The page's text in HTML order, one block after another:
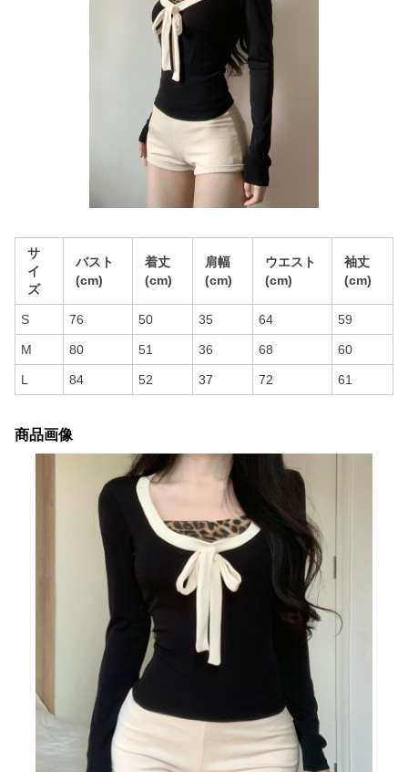
サ
イ
ズ
バスト
(cm)
着丈
(cm)
肩幅
(cm)
ウエスト
(cm)
袖丈
(cm)
S 76 50 35 64 59
M 80 51 36 68 60
L 84 52 37 72 61
商品画像